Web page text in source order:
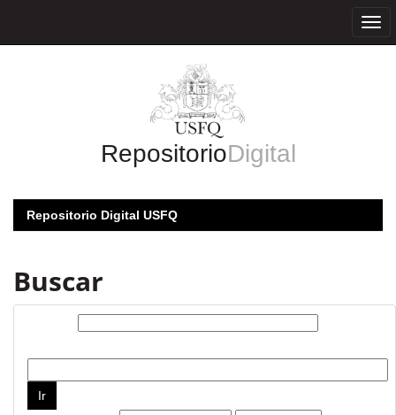
RepositorioDigital
Repositorio Digital USFQ
Buscar